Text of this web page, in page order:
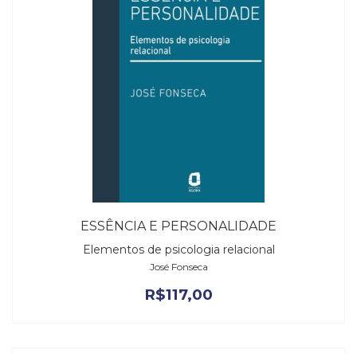
ESSÊNCIA E PERSONALIDADE
Elementos de psicologia relacional
José Fonseca
R$117,00